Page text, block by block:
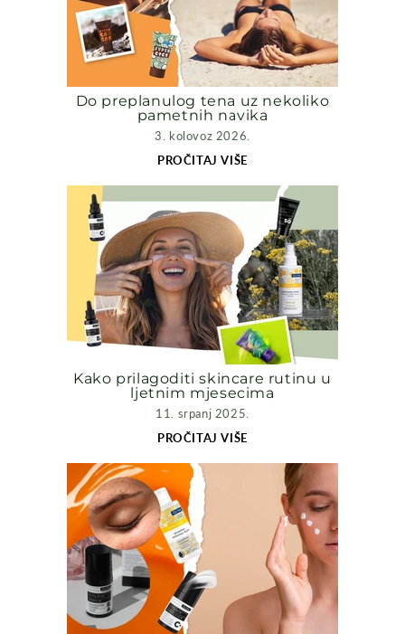
Do preplanulog tena uz nekoliko
pametnih navika
3. kolovoz 2026.
PROČITAJ VIŠE
Kako prilagoditi skincare rutinu u
ljetnim mjesecima
11. srpanj 2025.
PROČITAJ VIŠE